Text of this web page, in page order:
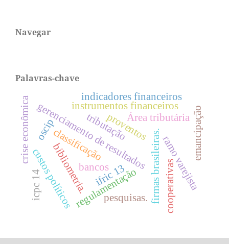
Navegar
Palavras-chave
classificação
Área tributária
tributação
gerenciamento de resultadosfirmas brasileiras.
bibliometria.bancos
crise econômica
regulamentação
instrumentos financeiros
pesquisas.
oscip
ramo varejista
custos políticos ifric 13
icpc 14
indicadores financeiros
cooperativas
proventos emancipação